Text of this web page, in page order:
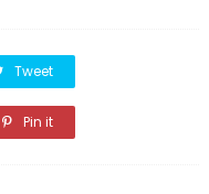
Tweet
Pin it